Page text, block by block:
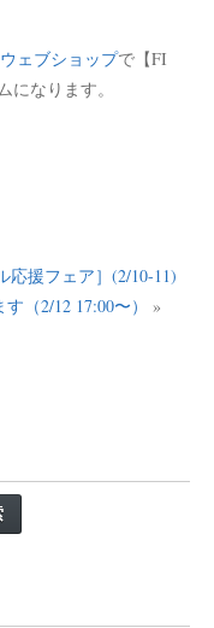
ェブショップで【FI
なります。
応援フェア］(2/10-11)
（2/12 17:00〜） »